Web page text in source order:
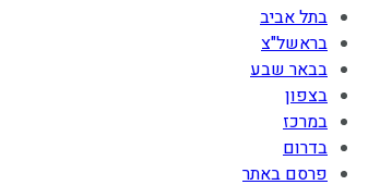
בתל אביב
בראשל"צ
בבאר שבע
בצפון
במרכז
בדרום
פרסם באתר